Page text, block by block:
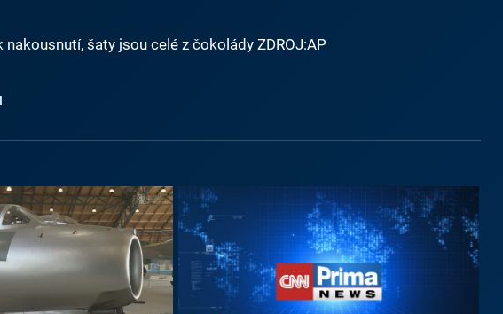
šaty jsou celé z čokolády ZDROJ:AP